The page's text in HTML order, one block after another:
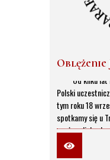
Oblężenie
Od kilku lat
Polski
tym roku 18
spotkamy się u
ponższy link,